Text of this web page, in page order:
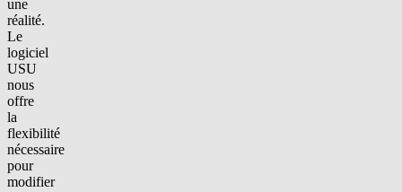
une
réalité.
Le
logiciel
USU
nous
offre
la
flexibilité
nécessaire
pour
modifier